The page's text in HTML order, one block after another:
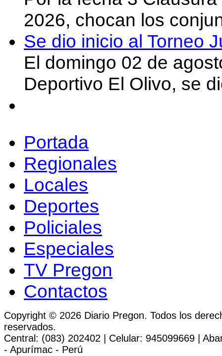
2026, chocan los
Se dio inicio al Torneo
El domingo 02 de
Deportivo El Olivo, se
Portada
Regionales
Locales
Deportes
Policiales
Especiales
TV Pregon
Contactos
Copyright © 2026 Diario Pregon. Todos los
reservados.
Central: (083) 202402 | Celular: 945099669 |
- Apurímac - Perú